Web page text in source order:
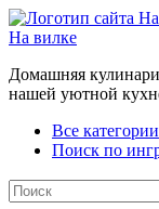
На вилке
Домашняя
нашей уютной
Все категории
Поиск по